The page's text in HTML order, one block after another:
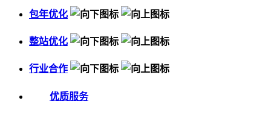
包年优化
整站优化
行业合作
优质服务